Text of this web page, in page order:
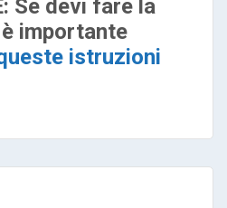
Se devi fare la
importante
istruzioni